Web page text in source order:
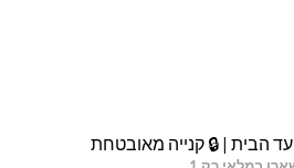
הבית | 🔒 קנייה מאובטחת